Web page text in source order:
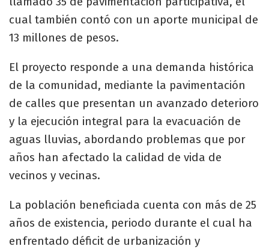
cual también contó con un aporte municipal de
13 millones de pesos.
El proyecto responde a una demanda histórica
de la comunidad, mediante la pavimentación
de calles que presentan un avanzado deterioro
y la ejecución integral para la evacuación de
aguas lluvias, abordando problemas que por
años han afectado la calidad de vida de
vecinos y vecinas.
La población beneficiada cuenta con más de 25
años de existencia, periodo durante el cual ha
enfrentado déficit de urbanización y